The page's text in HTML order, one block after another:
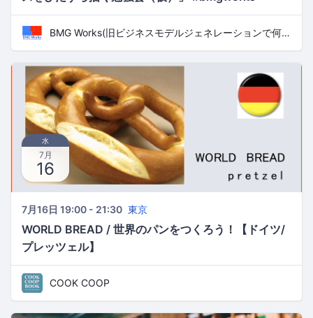
BMG Works(旧ビジネスモデルジェネレーションで何かやる)
水
7月
16
7月16日 19:00 - 21:30 東京
WORLD BREAD / 世界のパンをつくろう！【ドイツ/
プレッツェル】
COOK COOP